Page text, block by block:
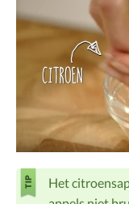
Het